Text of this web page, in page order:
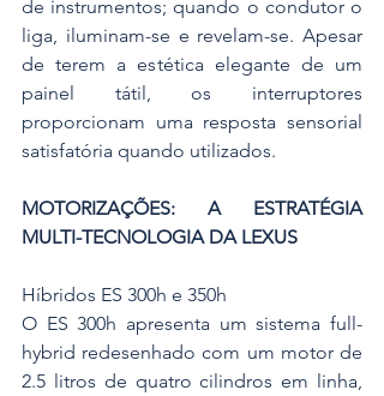
de instrumentos; quando o condutor o
liga, iluminam-se e revelam-se. Apesar
de terem a estética elegante de um
painel tátil, os interruptores
proporcionam uma resposta sensorial
satisfatória quando utilizados.
MOTORIZAÇÕES: A ESTRATÉGIA
MULTI-TECNOLOGIA DA LEXUS
Híbridos ES 300h e 350h
O ES 300h apresenta um sistema full-
hybrid redesenhado com um motor de
2.5 litros de quatro cilindros em linha,